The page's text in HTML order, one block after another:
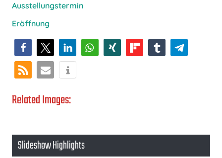
Ausstellungstermin
Eröffnung
Related Images:
Slideshow Highlights